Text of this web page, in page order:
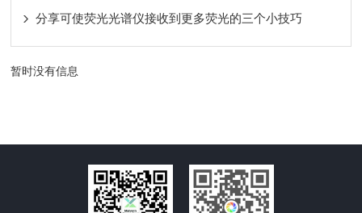
分享可使荧光光谱仪接收到更多荧光的三个小技巧
暂时没有信息